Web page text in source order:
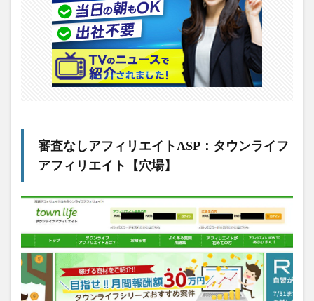
審査なしアフィリエイトASP：タウンライフ
アフィリエイト【穴場】